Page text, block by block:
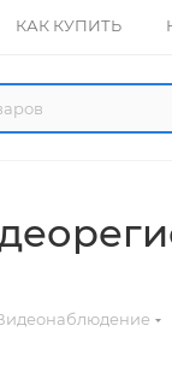
КАК КУПИТЬ